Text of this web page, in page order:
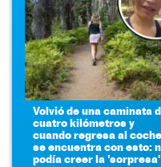
Volvió de una caminata
cuatro kilómetros y
cuando regresa al coche
se encuentra con esto:
podía creer la 'sorpresa'